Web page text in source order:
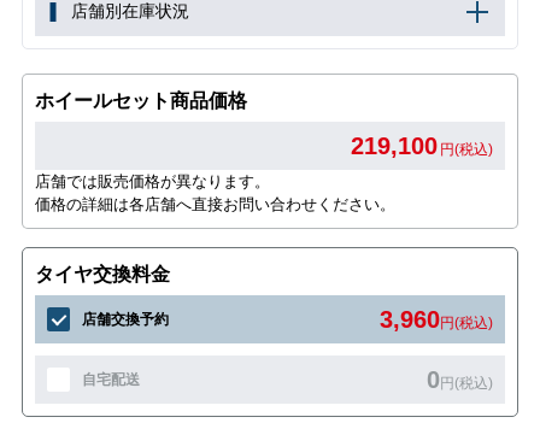
店舗別在庫状況
ホイールセット商品価格
219,100 円(税込)
店舗では販売価格が異なります。
価格の詳細は各店舗へ直接お問い合わせください。
タイヤ交換料金
店舗交換予約 3,960円(税込)
自宅配送 0円(税込)